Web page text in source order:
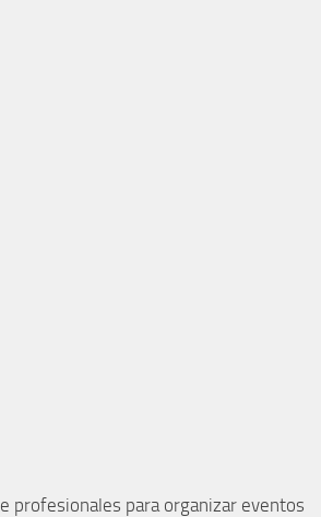
profesionales para organizar eventos